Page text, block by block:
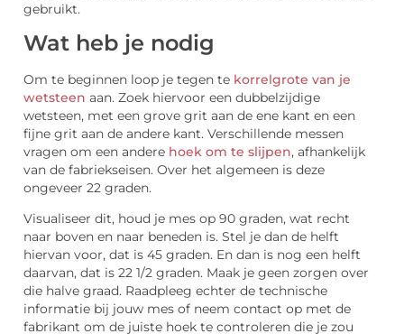
gebruikt.
Wat heb je nodig
Om te beginnen loop je tegen te korrelgrote van je
wetsteen aan. Zoek hiervoor een dubbelzijdige
wetsteen, met een grove grit aan de ene kant en een
fijne grit aan de andere kant. Verschillende messen
vragen om een andere hoek om te slijpen, afhankelijk
van de fabriekseisen. Over het algemeen is deze
ongeveer 22 graden.
Visualiseer dit, houd je mes op 90 graden, wat recht
naar boven en naar beneden is. Stel je dan de helft
hiervan voor, dat is 45 graden. En dan is nog een helft
daarvan, dat is 22 1/2 graden. Maak je geen zorgen over
die halve graad. Raadpleeg echter de technische
informatie bij jouw mes of neem contact op met de
fabrikant om de juiste hoek te controleren die je zou